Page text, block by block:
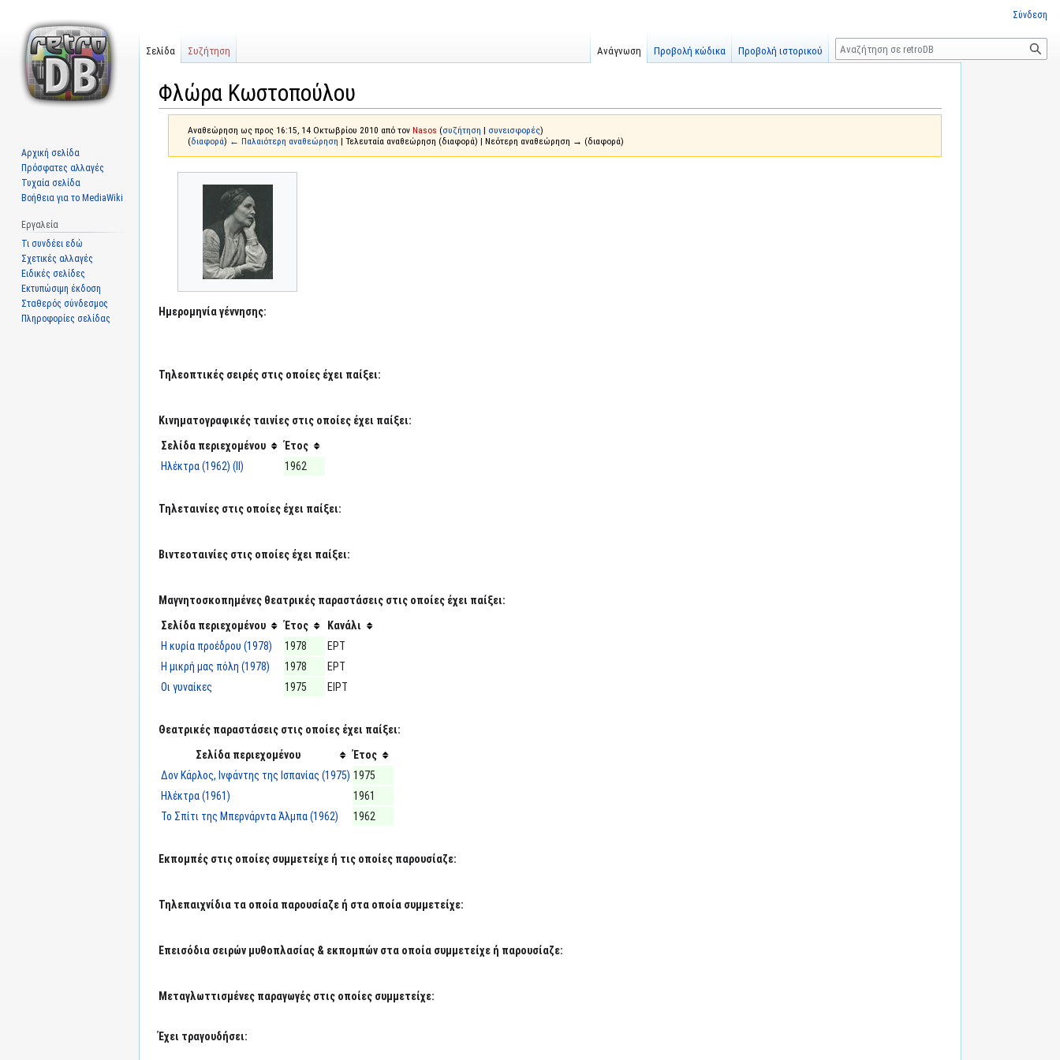
Φλώρα Κωστοπούλου
Αναθεώρηση ως προς 16:15, 14 Οκτωβρίου 2010 από τον Nasos (συζήτηση | συνεισφορές)
(διαφορά) ← Παλαιότερη αναθεώρηση | Τελευταία αναθεώρηση (διαφορά) | Νεότερη αναθεώρηση → (διαφορά)
Ημερομηνία γέννησης:
Τηλεοπτικές σειρές στις οποίες έχει παίξει:
Κινηματογραφικές ταινίες στις οποίες έχει παίξει:
Σελίδα περιεχομένου
Έτος
Ηλέκτρα (1962) (II)
1962
Τηλεταινίες στις οποίες έχει παίξει:
Βιντεοταινίες στις οποίες έχει παίξει:
Μαγνητοσκοπημένες θεατρικές παραστάσεις στις οποίες έχει παίξει:
Σελίδα περιεχομένου
Έτος
Κανάλι
Η κυρία προέδρου (1978)
1978
ΕΡΤ
Η μικρή μας πόλη (1978)
1978
ΕΡΤ
Οι γυναίκες
1975 ΕΙΡΤ
Θεατρικές παραστάσεις στις οποίες έχει παίξει:
Σελίδα περιεχομένου
Έτος
Δον Κάρλος, Ινφάντης της Ισπανίας (1975) 1975
Ηλέκτρα (1961)
1961
Το Σπίτι της Μπερνάρντα Άλμπα (1962)
1962
Εκπομπές στις οποίες συμμετείχε ή τις οποίες παρουσίαζε:
Τηλεπαιχνίδια τα οποία παρουσίαζε ή στα οποία συμμετείχε:
Επεισόδια σειρών μυθοπλασίας & εκπομπών στα οποία συμμετείχε ή παρουσίαζε:
Μεταγλωττισμένες παραγωγές στις οποίες συμμετείχε:
Έχει τραγουδήσει:
Σύνδεση
Σελίδα Συζήτηση Ανάγνωση Προβολή κώδικα Προβολή ιστορικού
Αναζήτηση
Αρχική σελίδα
Πρόσφατες αλλαγές
Τυχαία σελίδα
Βοήθεια για το MediaWiki
Εργαλεία
Τι συνδέει εδώ
Σχετικές αλλαγές
Ειδικές σελίδες
Εκτυπώσιμη έκδοση
Σταθερός σύνδεσμος
Πληροφορίες σελίδας